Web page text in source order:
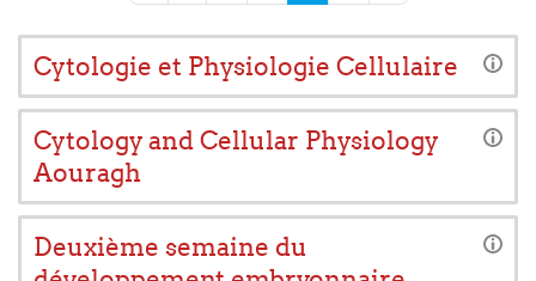
Cytologie et Physiologie Cellulaire
Cytology and Cellular Physiology
Aouragh
Deuxième semaine du